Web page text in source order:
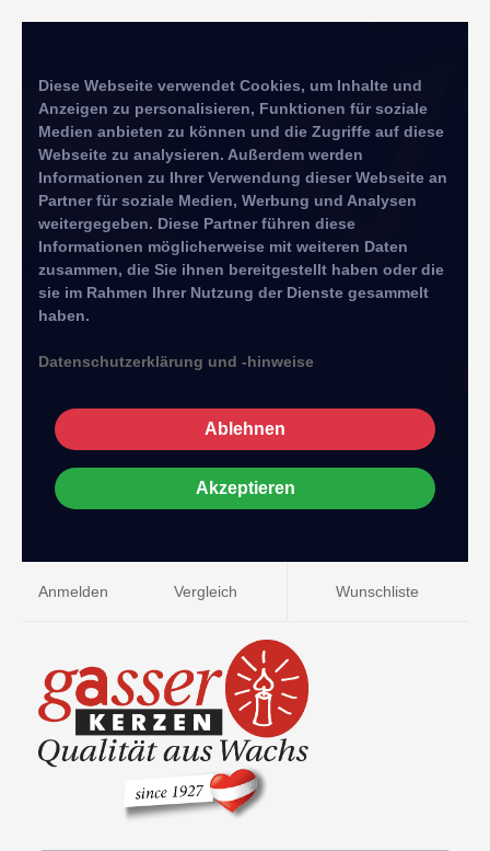
Diese Webseite verwendet Cookies, um Inhalte und
Anzeigen zu personalisieren, Funktionen für soziale
Medien anbieten zu können und die Zugriffe auf diese
Webseite zu analysieren. Außerdem werden
Informationen zu Ihrer Verwendung dieser Webseite an
Partner für soziale Medien, Werbung und Analysen
weitergegeben. Diese Partner führen diese
Informationen möglicherweise mit weiteren Daten
zusammen, die Sie ihnen bereitgestellt haben oder die
sie im Rahmen Ihrer Nutzung der Dienste gesammelt
haben.
Datenschutzerklärung und -hinweise
Ablehnen
Akzeptieren
Anmelden Vergleich Wunschliste